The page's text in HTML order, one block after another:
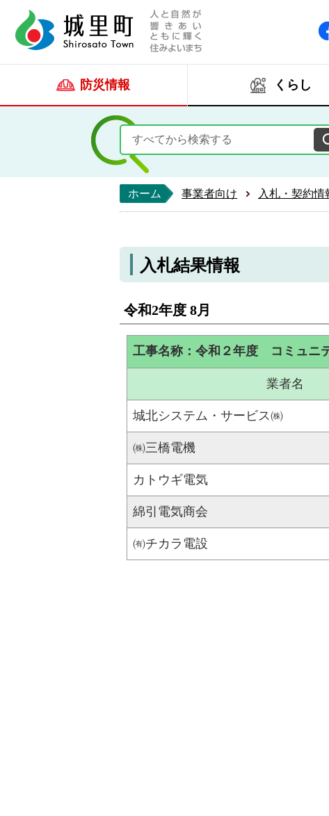
人と自然が響きあいと
防災情報 くらし
ホーム 事業者向け 入札・契約情
入札結果情報
令和2年度 8月
工事名称：令和２年度 コミュニ
業者名
城北システム・サービス㈱
㈱三橋電機
カトウギ電気
綿引電気商会
㈲チカラ電設